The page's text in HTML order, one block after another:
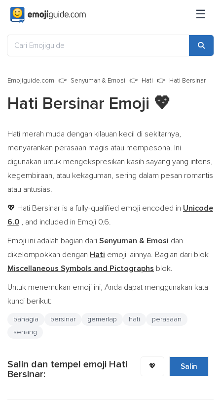
☰
Emojiguide.com Senyuman & Emosi Hati Hati Bersinar
Hati Bersinar Emoji 💖
Hati merah muda dengan kilauan kecil di sekitarnya,
menyarankan perasaan magis atau mempesona. Ini
digunakan untuk mengekspresikan kasih sayang yang intens,
kegembiraan, atau kekaguman, sering dalam pesan romantis
atau antusias.
💖 Hati Bersinar is a fully-qualified emoji encoded in Unicode
6.0 , and included in Emoji 0.6.
Emoji ini adalah bagian dari Senyuman & Emosi dan
dikelompokkan dengan Hati emoji lainnya. Bagian dari blok
Miscellaneous Symbols and Pictographs blok.
Untuk menemukan emoji ini, Anda dapat menggunakan kata
kunci berikut:
bahagia bersinar gemerlap hati
perasaan
senang
Salin dan tempel emoji Hati
Bersinar:
💖 Salin